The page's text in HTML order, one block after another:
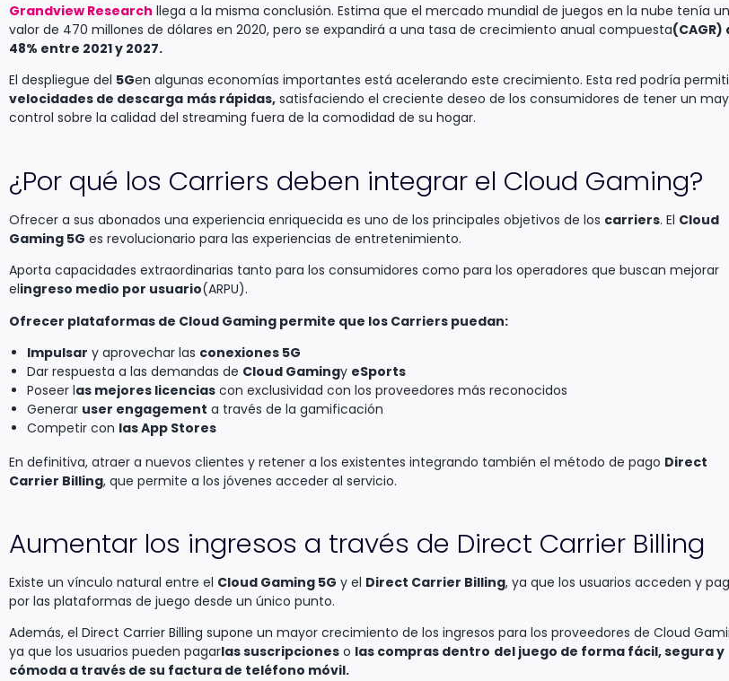
Grandview Research llega a la misma conclusión. Estima que el mercado mundial de juegos en la nube tenía un
valor de 470 millones de dólares en 2020, pero se expandirá a una tasa de crecimiento anual compuesta(CAGR)
48% entre 2021 y 2027.
El despliegue del 5Gen algunas economías importantes está acelerando este crecimiento. Esta red podría
velocidades de descarga más rápidas, satisfaciendo el creciente deseo de los consumidores de tener un
control sobre la calidad del streaming fuera de la comodidad de su hogar.
¿Por qué los Carriers deben integrar el Cloud Gaming?
Ofrecer a sus abonados una experiencia enriquecida es uno de los principales objetivos de los carriers. El Cloud
Gaming 5G es revolucionario para las experiencias de entretenimiento.
Aporta capacidades extraordinarias tanto para los consumidores como para los operadores que buscan mejorar
elingreso medio por usuario(ARPU).
Ofrecer plataformas de Cloud Gaming permite que los Carriers puedan:
Impulsar y aprovechar las conexiones 5G
Dar respuesta a las demandas de Cloud Gamingy eSports
Poseer las mejores licencias con exclusividad con los proveedores más reconocidos
Generar user engagement a través de la gamificación
Competir con las App Stores
En definitiva, atraer a nuevos clientes y retener a los existentes integrando también el método de pago Direct
Carrier Billing, que permite a los jóvenes acceder al servicio.
Aumentar los ingresos a través de Direct Carrier Billing
Existe un vínculo natural entre el Cloud Gaming 5G y el Direct Carrier Billing, ya que los usuarios acceden y
por las plataformas de juego desde un único punto.
Además, el Direct Carrier Billing supone un mayor crecimiento de los ingresos para los proveedores de Cloud
ya que los usuarios pueden pagarlas suscripciones o las compras dentro del juego de forma fácil, segura y
cómoda a través de su factura de teléfono móvil.